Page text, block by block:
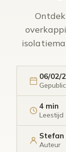
06/02/
4 min
Leestijd
Auteur